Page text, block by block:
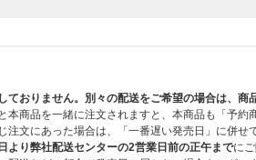
ておりません。別々の配送をご希望の場合は、商
本商品を一緒に注文されますと、本商品も「予約
注文にあった場合は、「一番遅い発売日」に併せ
より弊社配送センターの2営業日前の正午までに